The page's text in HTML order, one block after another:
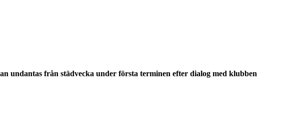
undantas från städvecka under första terminen efter dialog med klubben